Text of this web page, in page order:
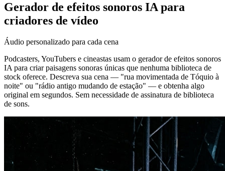
Gerador de efeitos sonoros IA para
criadores de vídeo
Áudio personalizado para cada cena
Podcasters, YouTubers e cineastas usam o gerador de efeitos sonoros
IA para criar paisagens sonoras únicas que nenhuma biblioteca de
stock oferece. Descreva sua cena — "rua movimentada de Tóquio à
noite" ou "rádio antigo mudando de estação" — e obtenha algo
original em segundos. Sem necessidade de assinatura de biblioteca
de sons.